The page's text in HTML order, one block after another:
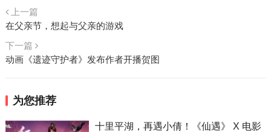
上一篇
在父亲节，想起与父亲的游戏
下一篇
动画《遗迹守护者》发布作者开播贺图
为您推荐
十里平湖，再遇小倩！《仙遇》 X 电影